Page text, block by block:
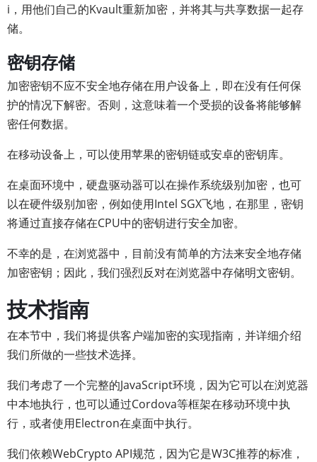
i，用他们自己的Kvault重新加密，并将其与共享数据一起存
储。
密钥存储
加密密钥不应不安全地存储在用户设备上，即在没有任何保
护的情况下解密。否则，这意味着一个受损的设备将能够解
密任何数据。
在移动设备上，可以使用苹果的密钥链或安卓的密钥库。
在桌面环境中，硬盘驱动器可以在操作系统级别加密，也可
以在硬件级别加密，例如使用Intel SGX飞地，在那里，密钥
将通过直接存储在CPU中的密钥进行安全加密。
不幸的是，在浏览器中，目前没有简单的方法来安全地存储
加密密钥；因此，我们强烈反对在浏览器中存储明文密钥。
技术指南
在本节中，我们将提供客户端加密的实现指南，并详细介绍
我们所做的一些技术选择。
我们考虑了一个完整的JavaScript环境，因为它可以在浏览器
中本地执行，也可以通过Cordova等框架在移动环境中执
行，或者使用Electron在桌面中执行。
我们依赖WebCrypto API规范，因为它是W3C推荐的标准，